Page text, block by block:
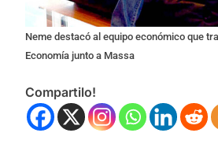
Neme destacó al equipo económico que
Economía junto a Massa
Compartilo!